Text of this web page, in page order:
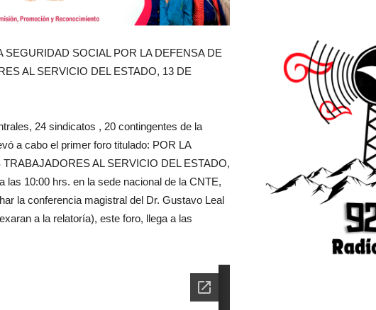
SOCIAL POR LA DEFENSA DE
AL SERVICIO DEL ESTADO, 13 DE
24 sindicatos , 20 contingentes de la
a cabo el primer foro titulado: POR LA
AL SERVICIO DEL ESTADO,
las 10:00 hrs. en la sede nacional de la CNTE,
la conferencia magistral del Dr. Gustavo Leal
a la relatoría), este foro, llega a las